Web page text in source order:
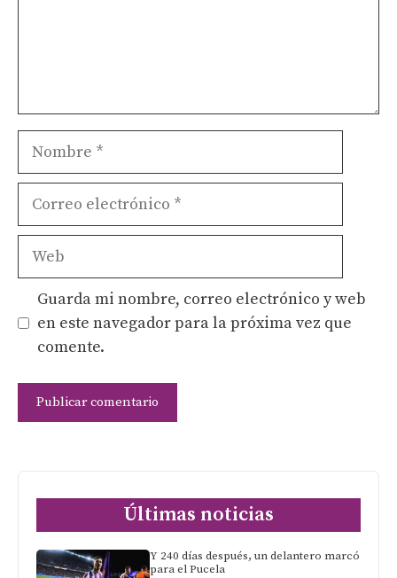
Nombre
Correo
Web
Guarda mi nombre, correo electrónico y web
en este navegador para la próxima vez que
comente.
Últimas noticias
Y 240 días después, un delantero marcó
para el Pucela